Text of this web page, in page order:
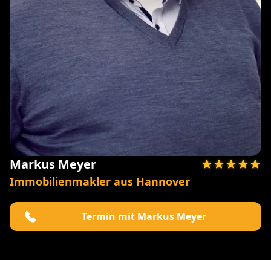
Markus Meyer
Immobilienmakler aus Hannover
Termin mit Markus Meyer